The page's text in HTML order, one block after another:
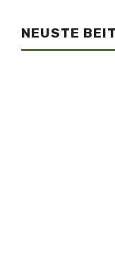
NEUSTE